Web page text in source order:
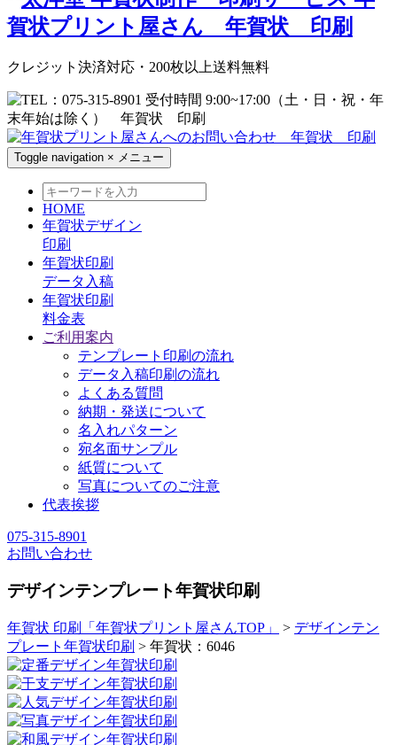
クレジット決済対応・200枚以上送料無料
Toggle navigation × メニュー
HOME
年賀状デザイン
印刷
年賀状印刷
データ入稿
年賀状印刷
料金表
ご利用案内
テンプレート印刷の流れ
データ入稿印刷の流れ
よくある質問
納期・発送について
名入れパターン
宛名面サンプル
紙質について
写真についてのご注意
代表挨拶
075-315-8901
お問い合わせ
デザインテンプレート年賀状印刷
年賀状 印刷「年賀状プリント屋さんTOP」 > デザインテン
プレート年賀状印刷 > 年賀状：6046